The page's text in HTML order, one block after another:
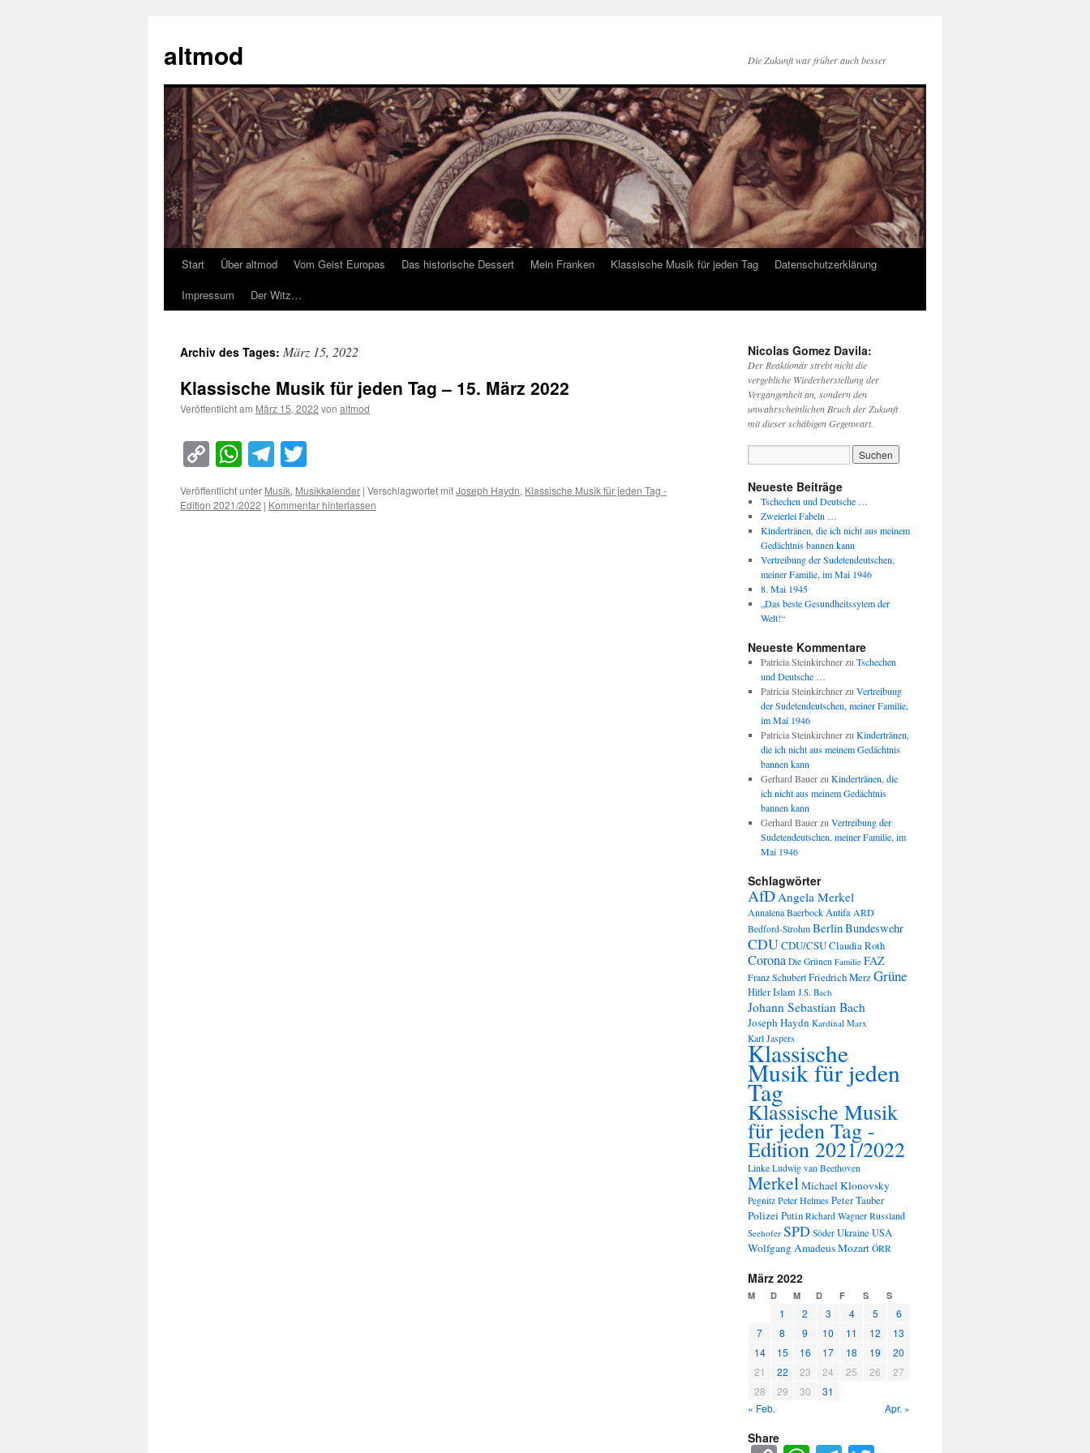
springen
altmod Die Zukunft war früher auch besser
Start Über altmod Vom Geist Europas Das historische Dessert Mein Franken Klassische Musik für jeden Tag
Datenschutzerklärung
Impressum
Der Witz…
Archiv des Tages: März 15, 2022
Klassische Musik für jeden Tag – 15. März 2022
Veröffentlicht am März 15, 2022 von altmod
Copy
Link
WhatsApp
Telegram
Veröffentlicht unter Musik, Musikkalender | Verschlagwortet mitJoseph Haydn, Klassische Musik für jeden Tag -
Edition 2021/2022 | Kommentar hinterlassen
Nicolas Gomez Davila:
Der Reaktionär strebt nicht die
vergebliche Wiederherstellung der
Vergangenheit an, sondern den
unwahrscheinlichen Bruch der Zukunft
mit dieser schäbigen Gegenwart.
Neueste Beiträge
Tschechen und Deutsche …
Zweierlei Fabeln …
Kindertränen, die ich nicht aus meinem
Gedächtnis bannen kann
Vertreibung der Sudetendeutschen,
meiner Familie, im Mai 1946
8. Mai 1945
„Das beste Gesundheitssytem der
Welt!“
Neueste Kommentare
Patricia Steinkirchnerzu Tschechen
und Deutsche …
Patricia Steinkirchnerzu Vertreibung
der Sudetendeutschen, meiner Familie,
im Mai 1946
Patricia Steinkirchnerzu Kindertränen,
die ich nicht aus meinem Gedächtnis
bannen kann
Gerhard Bauerzu Kindertränen, die
ich nicht aus meinem Gedächtnis
bannen kann
Gerhard Bauerzu Vertreibung der
Sudetendeutschen, meiner Familie, im
Mai 1946
Schlagwörter
AfDAngela Merkel
Annalena BaerbockAntifa ARD
Bedford-Strohm BerlinBundeswehr
CDUCDU/CSUClaudia Roth
Corona Die Grünen Familie FAZ
Franz SchubertFriedrich MerzGrüne
HitlerIslam J.S. Bach
Johann Sebastian Bach
Joseph Haydn Kardinal Marx
Karl Jaspers
Klassische
Musik für jeden
Tag
Klassische Musik
für jeden Tag -
Edition 2021/2022
Linke Ludwig van Beethoven
MerkelMichael Klonovsky
Pegnitz Peter HelmesPeter Tauber
PolizeiPutin Richard Wagner Russland
Seehofer SPD Söder Ukraine USA
Wolfgang Amadeus Mozart ÖRR
März 2022
M D M D F S S
1 2 3 4 5
6
7
8 9 10 11 12
13
14
15 16 17 18 19
20
21
22 23 24 25 26
27
28
29 30
31
« Feb.
Apr. »
Share